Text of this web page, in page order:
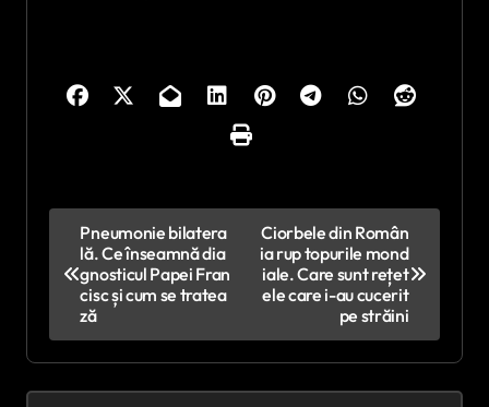
i
g
Pneumonie bilatera
lă. Ce înseamnă dia
gnosticul Papei Fran
cisc și cum se tratea
ză
Ciorbele din Român
ia rup topurile mond
iale. Care sunt rețet
ele care i-au cucerit
pe străini